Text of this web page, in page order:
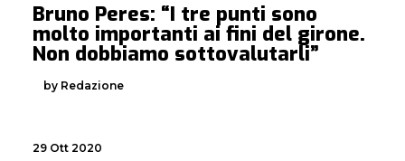
Bruno Peres: “I tre punti sono
molto importanti ai fini del girone.
Non dobbiamo sottovalutarli”
by Redazione
29 Ott 2020